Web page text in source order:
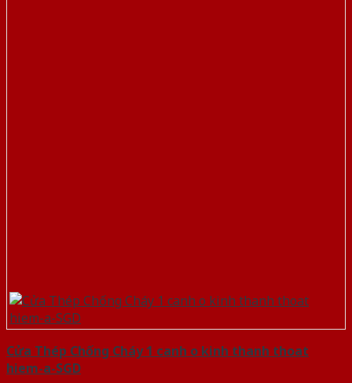
Cửa Thép Chống Cháy 1 canh o kinh thanh thoat
hiem-a-SGD